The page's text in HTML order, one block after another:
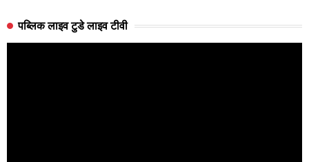
पब्लिक लाइव टुडे लाइव टीवी